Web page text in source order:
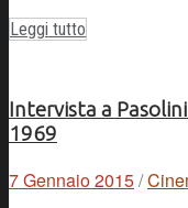
Leggi tutto
Intervista a
1969
7 Gennaio 2015/